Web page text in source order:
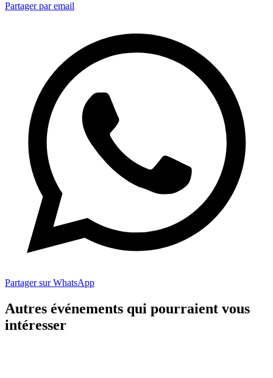
Partager par email
Partager sur WhatsApp
Autres événements qui pourraient vous
intéresser